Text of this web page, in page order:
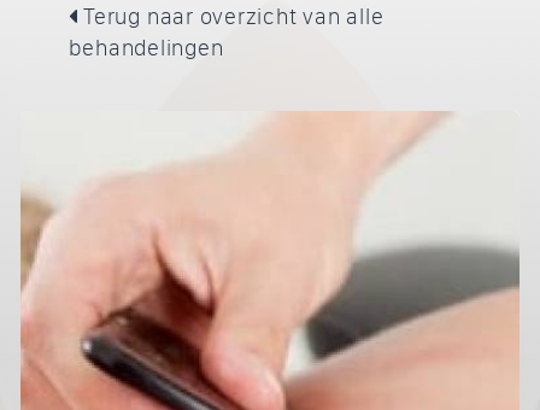
Terug naar overzicht van alle
behandelingen